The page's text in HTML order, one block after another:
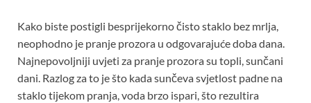
Kako biste postigli besprijekorno čisto staklo bez mrlja,
neophodno je pranje prozora u odgovarajuće doba dana.
Najnepovoljniji uvjeti za pranje prozora su topli, sunčani
dani. Razlog za to je što kada sunčeva svjetlost padne na
staklo tijekom pranja, voda brzo ispari, što rezultira